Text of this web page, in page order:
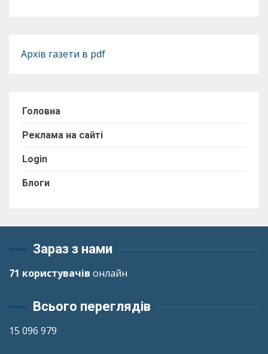
Архів газети в pdf
Головна
Реклама на сайті
Login
Блоги
Зараз з нами
71 користувачів онлайн
Всього переглядів
15 096 979